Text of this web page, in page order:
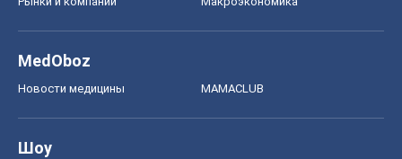
MedOboz
Новости медицины MAMACLUB
Шоу